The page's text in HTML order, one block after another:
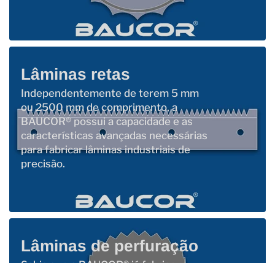
Lâminas retas
Independentemente de terem 5 mm
ou 2500 mm de comprimento, a
BAUCOR® possui a capacidade e as
características avançadas necessárias
para fabricar lâminas industriais de
precisão.
Lâminas de perfuração